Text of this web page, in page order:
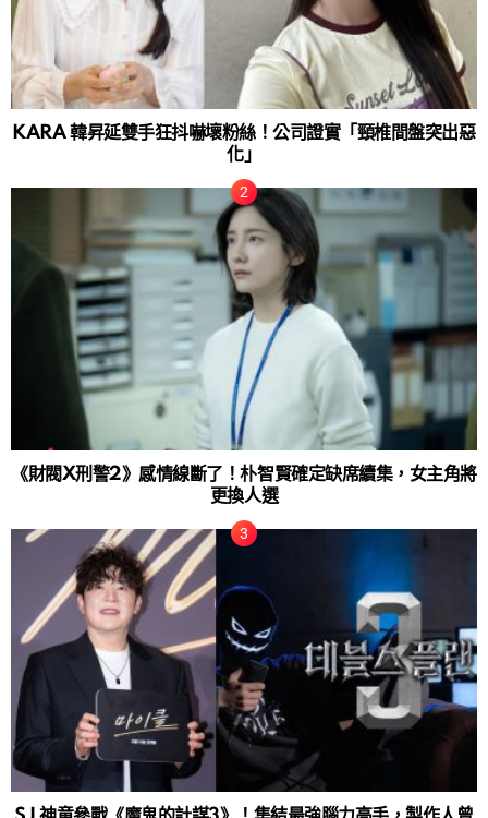
KARA 韓昇延雙手狂抖嚇壞粉絲！公司證實「頸椎間盤突出惡
化」
《財閥X刑警2》感情線斷了！朴智賢確定缺席續集，女主角將
更換人選